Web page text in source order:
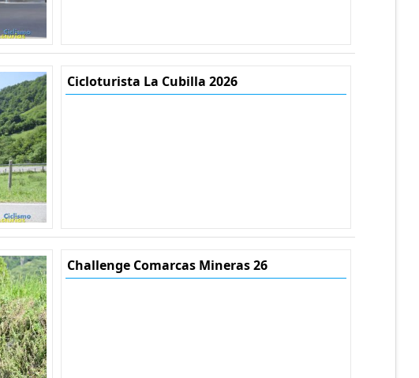
Cicloturista La Cubilla 2026
Challenge Comarcas Mineras 26